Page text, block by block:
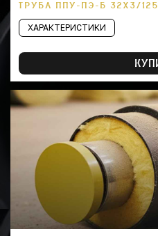
ТРУБА ППУ-ПЭ-Б 32Х3/
ХАРАКТЕРИСТИКИ